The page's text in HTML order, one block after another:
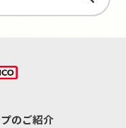
のご紹介